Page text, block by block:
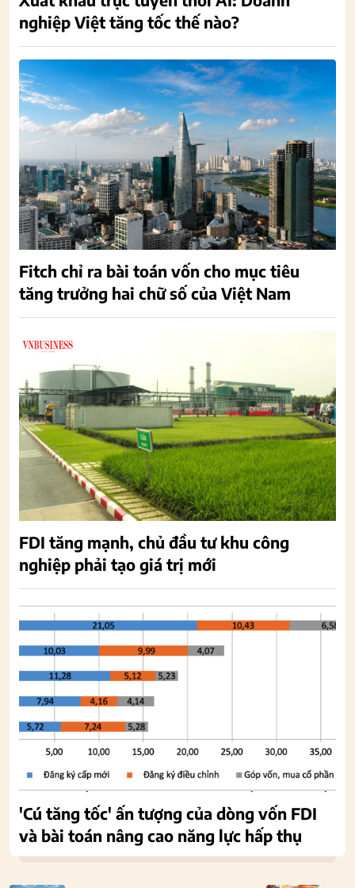
nghiệp Việt tăng tốc thế nào?
Fitch chỉ ra bài toán vốn cho mục tiêu
tăng trưởng hai chữ số của Việt Nam
FDI tăng mạnh, chủ đầu tư khu công
nghiệp phải tạo giá trị mới
'Cú tăng tốc' ấn tượng của dòng vốn FDI
và bài toán nâng cao năng lực hấp thụ